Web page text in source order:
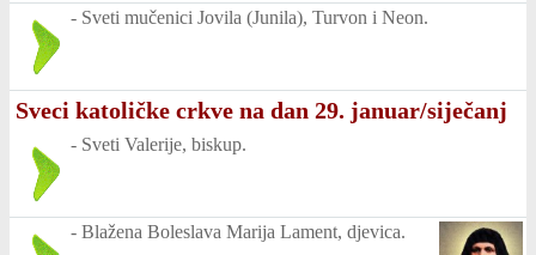
- Sveti mučenici Jovila (Junila), Turvon i Neon.
Sveci katoličke crkve na dan 29. januar/siječanj
- Sveti Valerije, biskup.
- Blažena Boleslava Marija Lament, djevica.